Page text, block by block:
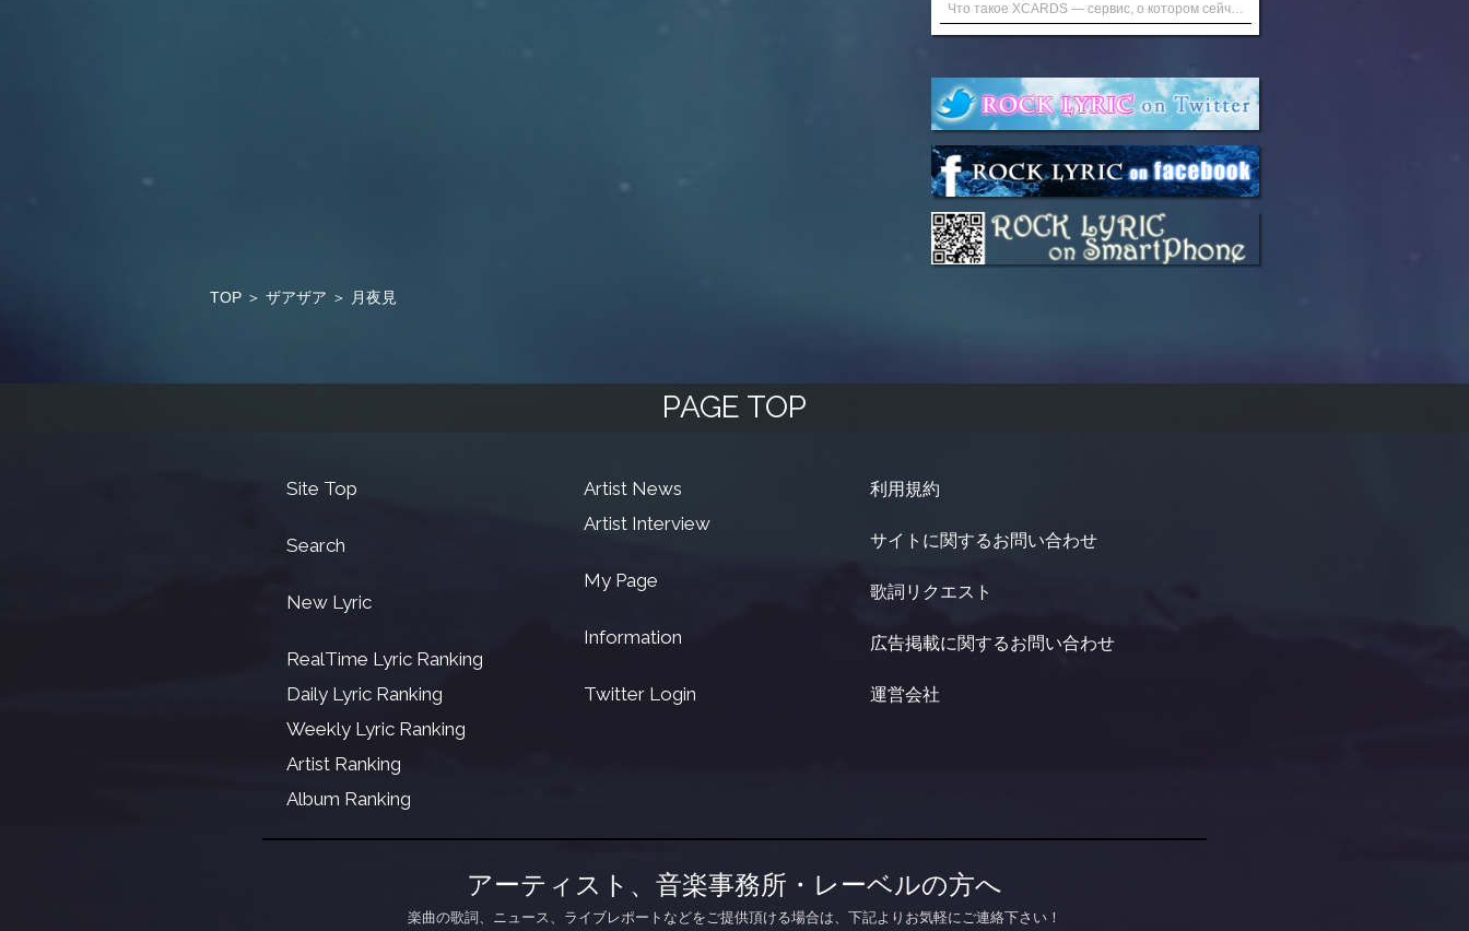
TOP ＞ ザアザア ＞ 月夜見
Что такое XCARDS — сервис, о котором сейчас говорят. Буквально на днях заметил о интересный бренд XCARDS, он помогает создавать онлайн карты чтобы управлять бюджетами. Ключевые преимущества: Выпуск занимает всего считанные минуты. Платформа даёт возможность оформить множество карт для разных целей. Есть поддержка в любое время суток включая персонального менеджера. Есть контроль без задержек — транзакции, уведомления, аналитика — всё под рукой. Возможные нюансы: Регистрация: европейская юрисдикция — желательно убедиться, что сервис можно использовать без нарушений. Финансовые условия: возможно, есть скрытые комиссии, поэтому лучше внимательно прочитать договор. Отзывы пользователей: по отзывам поддержка работает быстро. Надёжность системы: внедрены базовые меры безопасности, но всё равно советую не хранить большие суммы на карте. Вывод: В целом платформа кажется отличным помощником для маркетологов. Платформа сочетает скорость, удобство и гибкость. Как вы думаете? Пользовались ли вы XCARDS? Поделитесь опытом — будет интересно сравнить. Виртуальные карты для бизнеса
PAGE TOP
Site Top
Search
New Lyric
RealTime Lyric Ranking
Daily Lyric Ranking
Weekly Lyric Ranking
Artist Ranking
Album Ranking
Artist News
Artist Interview
My Page
Information
Twitter Login
利用規約
サイトに関するお問い合わせ
歌詞リクエスト
広告掲載に関するお問い合わせ
運営会社
アーティスト、音楽事務所・レーベルの方へ
楽曲の歌詞、ニュース、ライブレポートなどをご提供頂ける場合は、下記よりお気軽にご連絡下さい！